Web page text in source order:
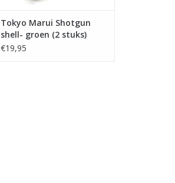
Tokyo Marui Shotgun
shell- groen (2 stuks)
€19,95